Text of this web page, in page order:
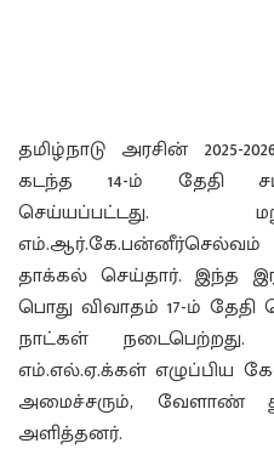
தமிழ்நாடு அரசின்
கடந்த 14-ம் தேதி
செய்யப்பட்டது.
தாக்கல் செய்தார். இந்த
பொது விவாதம் 17-ம்
நாட்கள் நடைபெற்றது.
எம்.எல்.ஏ.க்கள் எழுப்பிய
அமைச்சரும், வேளாண்
அளித்தனர்.